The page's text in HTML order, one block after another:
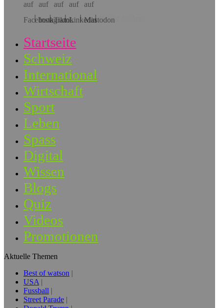
Hol dir die App!
Startseite
Schweiz
International
Wirtschaft
Sport
Leben
Spass
Digital
Wissen
Blogs
Quiz
Videos
Promotionen
Aktuelle Themen
Best of watson
USA
Fussball
Street Parade